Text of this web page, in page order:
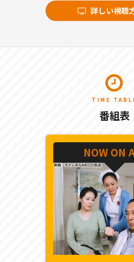
詳しい視聴
TIME
番組表
NOW ON